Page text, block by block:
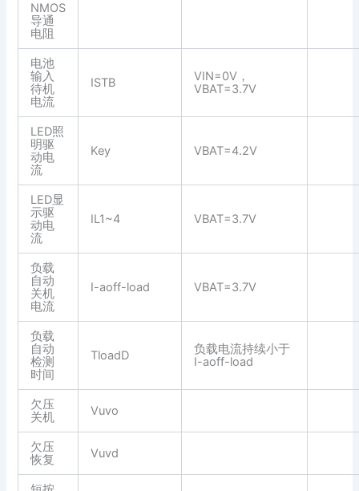
NMOS
导通
电阻
电池
输入
待机
电流
ISTB
VIN=0V，
VBAT=3.7V
LED照
明驱
动电
流
Key VBAT=4.2V
LED显
示驱
动电
流
IL1~4 VBAT=3.7V
负载
自动
关机
电流
I-aoff-load VBAT=3.7V
负载
自动
检测
时间
TloadD
负载电流持续小于
I-aoff-load
欠压
关机
Vuvo
欠压
恢复
Vuvd